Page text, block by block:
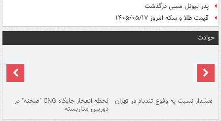
پدر لیونل مسی درگذشت
قیمت طلا و سکه امروز ۱۴۰۵/۰۵/۱۷
حوادث
هشدار نسبت به وفوع تندباد در تهران لحظه انفجار جایگاه CNG "صحنه" در
دوربین مداربسته